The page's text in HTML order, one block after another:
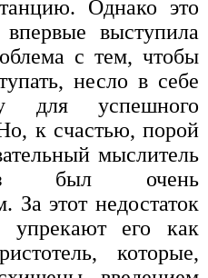
Однако это
выступила
с тем, чтобы
несло в себе
для успешного
к счастью, порой
мыслитель
был очень
За этот недостаток
упрекают его как
которые,